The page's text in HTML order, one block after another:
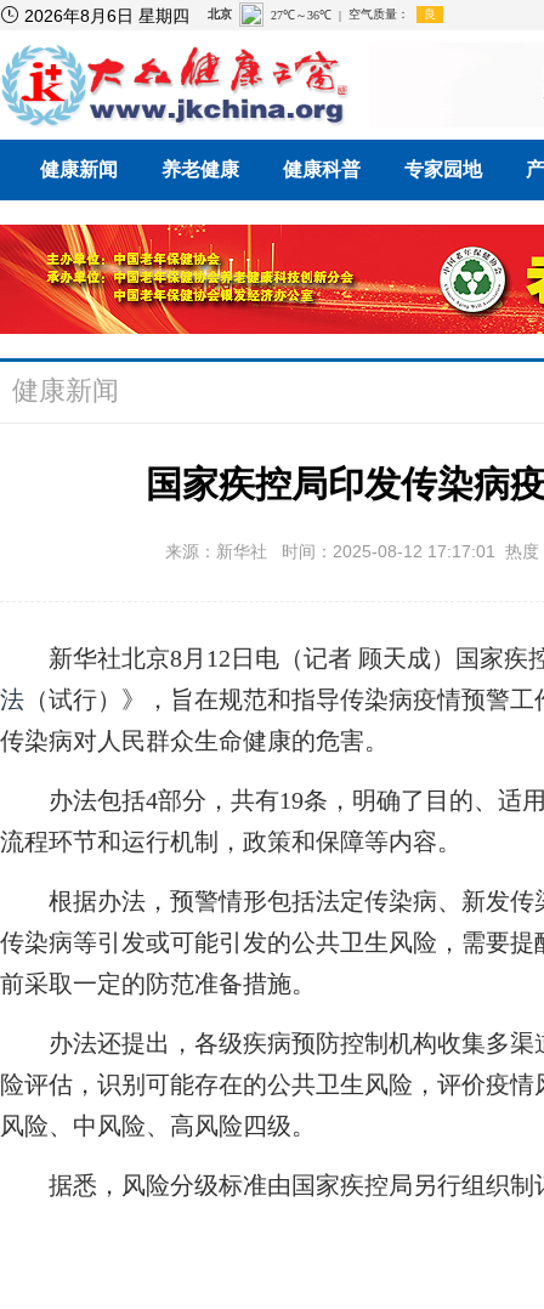
 2026年8月6日 星期四
健康新闻 养老健康 健康科普 专家园地
健康新闻
国家疾控局印发传染病
来源：新华社 时间：2025-08-12 17:17:01 热
新华社北京8月12日电（记者 顾天成）国家疾
法 （试行）》，旨在规范和指导传染病疫情预警
传染病对人民群众生命健康的危害。
办法包括4部分，共有19条，明确了目的、适
流程环节和运行机制，政策和保障等内容。
根据办法，预警情形包括法定传染病、新发传
传染病等引发或可能引发的公共卫生风险，需要
前采取一定的防范准备措施。
办法还提出，各级疾病预防控制机构收集多渠
险评估，识别可能存在的公共卫生风险，评价疫
风险、中风险、高风险四级。
据悉，风险分级标准由国家疾控局另行组织制